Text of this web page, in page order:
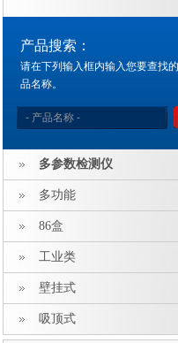
产品搜索：
请在下列输入框内输入您要查找
品名称。
多参数检测仪
多功能
86盒
工业类
壁挂式
吸顶式